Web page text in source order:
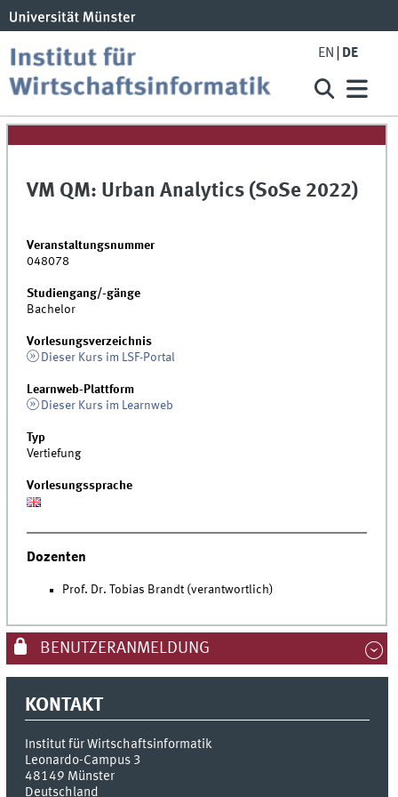
EN DE
VM QM: Urban Analytics (SoSe 2022)
Veranstaltungsnummer
048078
Studiengang/-gänge
Bachelor
Vorlesungsverzeichnis
Dieser Kurs im LSF-Portal
Learnweb-Plattform
Dieser Kurs im Learnweb
Typ
Vertiefung
Vorlesungssprache
Dozenten
Prof. Dr. Tobias Brandt (verantwortlich)
BENUTZERANMELDUNG
KONTAKT
Institut für Wirtschaftsinformatik
Leonardo-Campus 3
48149 Münster
Deutschland